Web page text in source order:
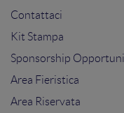
Contattaci
Kit Stampa
Sponsorship
Area Fieristica
Area Riservata